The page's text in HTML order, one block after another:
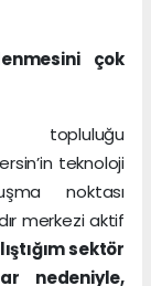
çok
topluluğu
teknoloji
noktası
merkezi aktif
sektör
nedeniyle,